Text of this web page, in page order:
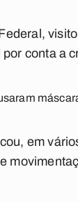
conta a
em